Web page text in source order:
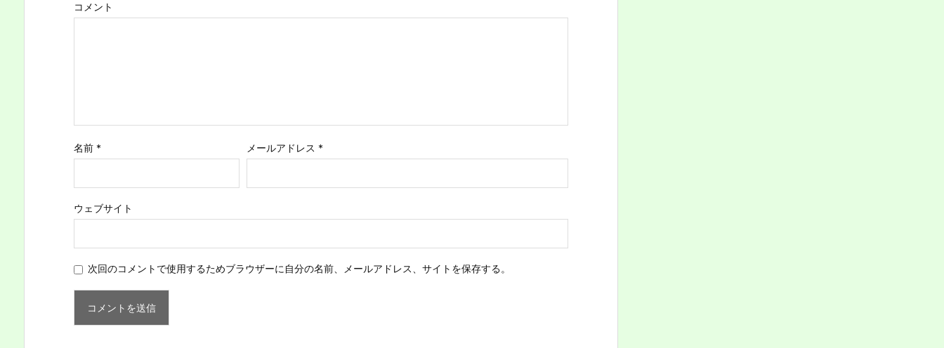
コメント
名前 * メールアドレス *
ウェブサイト
次回のコメントで使用するためブラウザーに自分の名前、メールアドレス、サイトを保存する。